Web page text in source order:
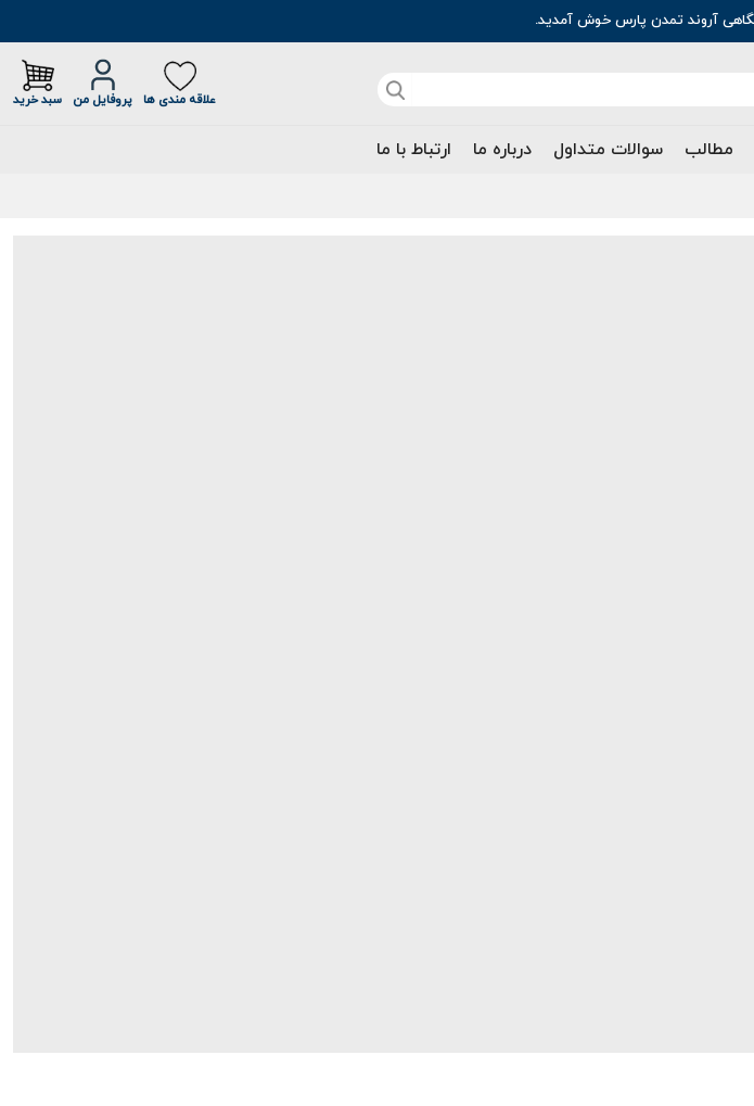
آروند تمدن پارس خوش آمدید.
علاقه مندی ها پروفایل من سبد خرید
مطالب سوالات متداول درباره ما ارتباط با ما